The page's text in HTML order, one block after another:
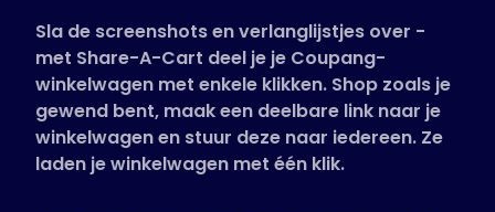
Nederlands (Dutch)
Sla de screenshots en verlanglijstjes over -
met Share-A-Cart deel je je Coupang-
winkelwagen met enkele klikken. Shop zoals je
gewend bent, maak een deelbare link naar je
winkelwagen en stuur deze naar iedereen. Ze
laden je winkelwagen met één klik.